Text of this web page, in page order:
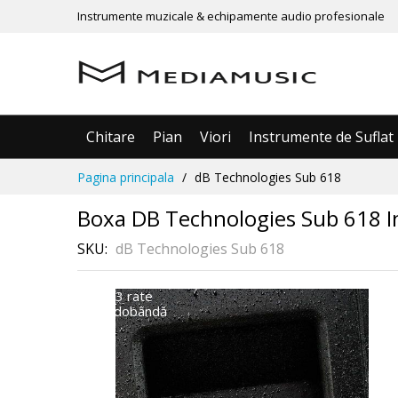
Instrumente muzicale & echipamente audio profesionale
Chitare Pian Viori Instrumente de Suflat
Pagina principala dB Technologies Sub 618
Boxa DB Technologies Sub 618
SKU dB Technologies Sub 618
În 3 rate
fără dobândă